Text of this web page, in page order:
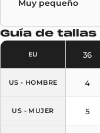
Código SKU
Modelo
Muy pequeño
Guía de tallas
EU
US - HOMBRE
US - MUJER
36
4
5